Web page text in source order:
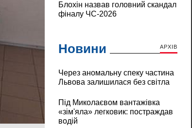
Новини АРХІВ
Через аномальну спеку частина
Львова залишилася без світла
Під Миколаєвом вантажівка
«зім'яла» легковик: постраждав
водій